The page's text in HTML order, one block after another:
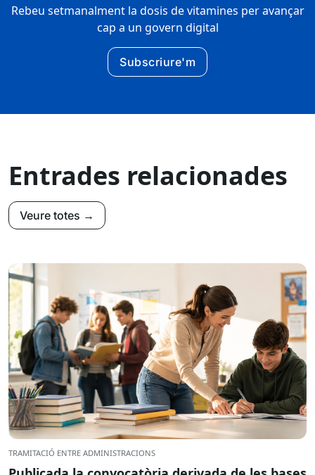
Rebeu setmanalment la dosis de vitamines per avançar
cap a un govern digital
Subscriure'm
Entrades relacionades
Veure totes →
TRAMITACIÓ ENTRE ADMINISTRACIONS